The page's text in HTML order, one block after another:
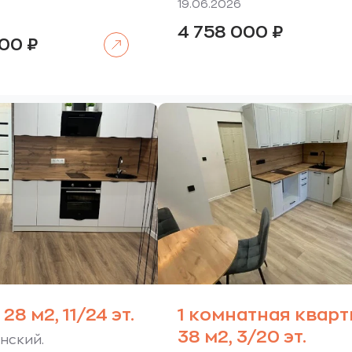
₽
19.06.2026
4 758 000 ₽
м2, 11/24 эт.
1 комнатная
38 м2, 3/20 эт.